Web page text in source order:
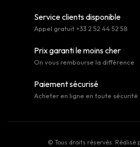
Service clients disponible
Appel gratuit +33 2 52 44 52 58
Prix garanti le moins cher
On vous rembourse la différence
Paiement sécurisé
Acheter en ligne en toute sécurité
© Tous droits réservés. Réalisé